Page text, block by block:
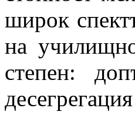
широк
на
степен: